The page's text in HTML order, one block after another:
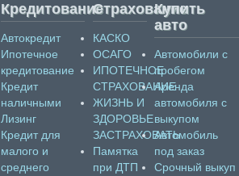
Кредитование
Автокредит
Ипотечное
кредитование
Кредит
наличными
Лизинг
Кредит для
малого и
среднего
Страхование
КАСКО
ОСАГО
ИПОТЕЧНОЕ
СТРАХОВАНИЕ
ЖИЗНЬ И
ЗДОРОВЬЕ
ЗАСТРАХОВАТЬ
Памятка
при ДТП
Купить
авто
Автомобили с
пробегом
Аренда
автомобиля с
выкупом
Автомобиль
под заказ
Срочный выкуп